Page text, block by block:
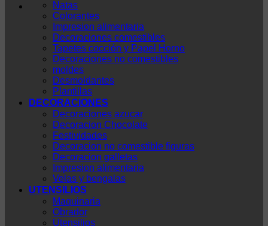
Natas
Colorantes
Impresion alimentaria
Decoraciones comestibles
Tapetes cocción y Papel Horno
Decoraciones no comestibles
moldes
Desmoldantes
Plantillas
DECORACIONES
Decoraciones azucar
Decoracion Chocolate
Festividades
Decoracion no comestible figuras
Decoracion galletas
Impresion alimentaria
Velas y bengalas
UTENSILIOS
Maquinaria
Obrador
Utensilios